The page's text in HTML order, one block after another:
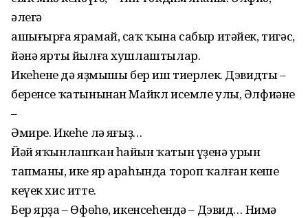
əлегə
ашығырға ярамай, саҡ ҡына сабыр итəйек, тигəс,
йəнə ярты йылға хушлаштылар.
Икеһенең дə яҙмышы бер иш тиерлек. Дэвидтың –
беренсе ҡатынынан Майкл исемле улы, Əлфиəнең
–
Əмире. Икеһе лə яңғыҙ…
Йəй яҡынлашҡан һайын ҡатын үҙенə урын
тапманы, ике яр араһында тороп ҡалған кеше
кеүек хис итте.
Бер ярҙа – Өфөһө, икенсеһендə – Дэвид… Нимə